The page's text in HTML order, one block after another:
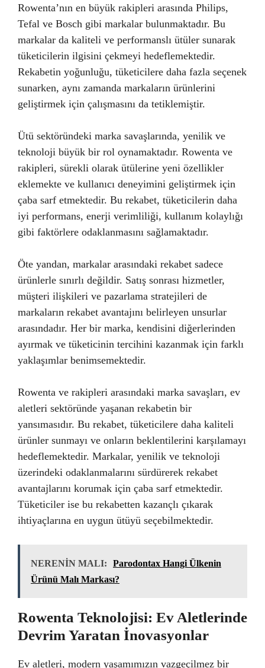
Rowenta’nın en büyük rakipleri arasında Philips,
Tefal ve Bosch gibi markalar bulunmaktadır. Bu
markalar da kaliteli ve performanslı ütüler sunarak
tüketicilerin ilgisini çekmeyi hedeflemektedir.
Rekabetin yoğunluğu, tüketicilere daha fazla seçenek
sunarken, aynı zamanda markaların ürünlerini
geliştirmek için çalışmasını da tetiklemiştir.
Ütü sektöründeki marka savaşlarında, yenilik ve
teknoloji büyük bir rol oynamaktadır. Rowenta ve
rakipleri, sürekli olarak ütülerine yeni özellikler
eklemekte ve kullanıcı deneyimini geliştirmek için
çaba sarf etmektedir. Bu rekabet, tüketicilerin daha
iyi performans, enerji verimliliği, kullanım kolaylığı
gibi faktörlere odaklanmasını sağlamaktadır.
Öte yandan, markalar arasındaki rekabet sadece
ürünlerle sınırlı değildir. Satış sonrası hizmetler,
müşteri ilişkileri ve pazarlama stratejileri de
markaların rekabet avantajını belirleyen unsurlar
arasındadır. Her bir marka, kendisini diğerlerinden
ayırmak ve tüketicinin tercihini kazanmak için farklı
yaklaşımlar benimsemektedir.
Rowenta ve rakipleri arasındaki marka savaşları, ev
aletleri sektöründe yaşanan rekabetin bir
yansımasıdır. Bu rekabet, tüketicilere daha kaliteli
ürünler sunmayı ve onların beklentilerini karşılamayı
hedeflemektedir. Markalar, yenilik ve teknoloji
üzerindeki odaklanmalarını sürdürerek rekabet
avantajlarını korumak için çaba sarf etmektedir.
Tüketiciler ise bu rekabetten kazançlı çıkarak
ihtiyaçlarına en uygun ütüyü seçebilmektedir.
NERENİN MALI:
Parodontax Hangi Ülkenin
Ürünü Malı Markası?
Rowenta Teknolojisi: Ev Aletlerinde
Devrim Yaratan İnovasyonlar
Ev aletleri, modern yaşamımızın vazgeçilmez bir